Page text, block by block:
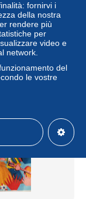
Residenziale
fornirvi i
della nostra
rendere più
per
video e
network.
del
le vostre